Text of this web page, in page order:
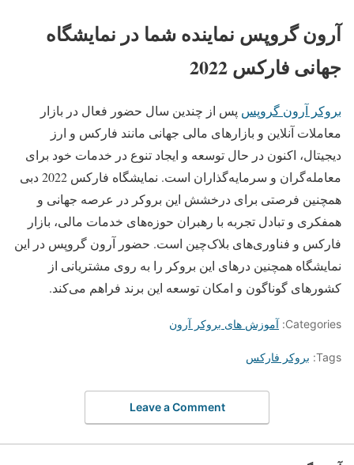
آرون گروپس نماینده شما در نمایشگاه
جهانی فارکس 2022
بروکر آرون گروپس پس از چندین سال حضور فعال در بازار
معاملات آنلاین و بازارهای مالی جهانی مانند فارکس و ارز
دیجیتال، اکنون در حال توسعه و ایجاد تنوع در خدمات خود برای
معامله‌گران و سرمایه‌گذاران است. نمایشگاه فارکس 2022 دبی
همچنین فرصتی برای درخشش این بروکر در عرصه جهانی و
همفکری و تبادل تجربه با رهبران حوزه‌های خدمات مالی، بازار
فارکس و فناوری‌های بلاک‌چین است. حضور آرون گروپس در این
نمایشگاه همچنین درهای این بروکر را به روی مشتریانی از
کشورهای گوناگون و امکان توسعه این برند فراهم می‌کند.
Categories: آموزش های بروکر آرون
Tags: بروکر فارکس
Leave a Comment